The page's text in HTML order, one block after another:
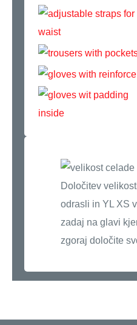
Določitev
odrasli in YL XS
zadaj na glavi
zgoraj določite